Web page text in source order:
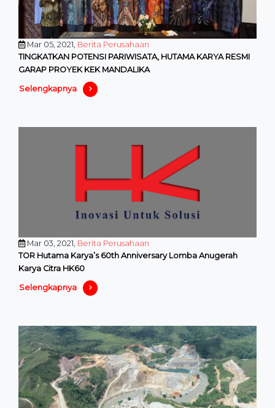
Mar 05, 2021, Berita Perusahaan
TINGKATKAN POTENSI PARIWISATA, HUTAMA KARYA RESMI
GARAP PROYEK KEK MANDALIKA
Selengkapnya
Mar 03, 2021, Berita Perusahaan
TOR Hutama Karya’s 60th Anniversary Lomba Anugerah
Karya Citra HK60
Selengkapnya